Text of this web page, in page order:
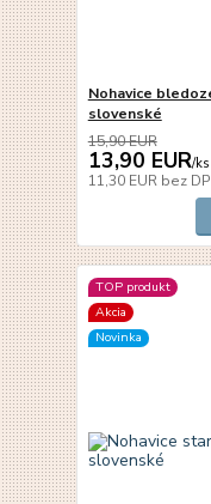
Nohavice
slovenské
15,90 EUR
13,90 EUR/ks
11,30 EUR bez
TOP produkt
Akcia
Novinka